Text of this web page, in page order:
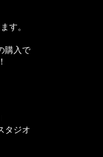
］対応 カスタムパ
Mg］対応 カ
SW］対応
SW］対応 カ
す。
購入で
タジオ